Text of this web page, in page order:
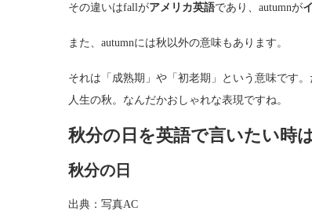
その違いはfallがアメリカ英語であり、autumnが
また、autumnには秋以外の意味もあります。
それは「成熟期」や「初老期」という意味です
人生の秋。なんだかおしゃれな表現ですね。
秋分の日を英語で言いたい時
秋分の日
出典：写真AC